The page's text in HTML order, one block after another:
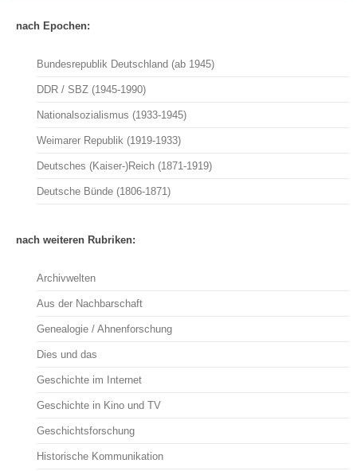
nach Epochen:
Bundesrepublik Deutschland (ab 1945)
DDR / SBZ (1945-1990)
Nationalsozialismus (1933-1945)
Weimarer Republik (1919-1933)
Deutsches (Kaiser-)Reich (1871-1919)
Deutsche Bünde (1806-1871)
nach weiteren Rubriken:
Archivwelten
Aus der Nachbarschaft
Genealogie / Ahnenforschung
Dies und das
Geschichte im Internet
Geschichte in Kino und TV
Geschichtsforschung
Historische Kommunikation